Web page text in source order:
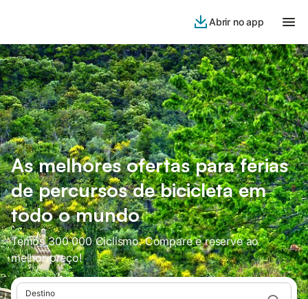
Abrir no app
As melhores ofertas para férias
de percursos de bicicleta em
todo o mundo
Temos 300 000 Ciclismo. Compare e reserve ao
melhor preço!
Destino